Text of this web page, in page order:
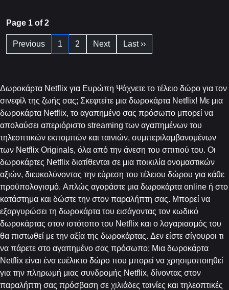
Page 1 of 2
Previous 1 2 Next Last ››
Δωροκάρτα Netflix για Ευρώπη Ψάχνετε το τέλειο δώρο για τον
σινεφίλ της ζωής σας; Σκεφτείτε μια δωροκάρτα Netflix! Με μια
δωροκάρτα Netflix, το αγαπημένο σας πρόσωπο μπορεί να
απολαύσει απεριόριστο streaming των αγαπημένων του
τηλεοπτικών εκπομπών και ταινιών, συμπεριλαμβανομένων
των Netflix Originals, όλα από την άνεση του σπιτιού του. Οι
δωροκάρτες Netflix διατίθενται σε μια ποικιλία ονομαστικών
αξιών, διευκολύνοντας την εύρεση του τέλειου δώρου για κάθε
προϋπολογισμό. Απλώς αγοράστε μια δωροκάρτα online ή στο
κατάστημα και δώστε την στον παραλήπτη σας. Μπορεί να
εξαργυρώσει τη δωροκάρτα του εισάγοντας τον κωδικό
δωροκάρτας στον ιστότοπο του Netflix και ο λογαριασμός του
θα πιστωθεί με την αξία της δωροκάρτας. Δεν είστε σίγουροι τι
να πάρετε στο αγαπημένο σας πρόσωπο; Μια δωροκάρτα
Netflix είναι ένα ευέλικτο δώρο που μπορεί να χρησιμοποιηθεί
για την πληρωμή μιας συνδρομής Netflix, δίνοντας στον
παραλήπτη σας πρόσβαση σε χιλιάδες ταινίες και τηλεοπτικές